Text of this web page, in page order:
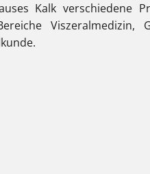
Kalk
Viszeralmedizin,